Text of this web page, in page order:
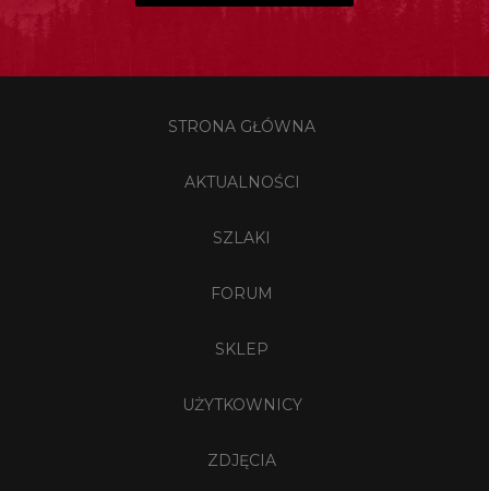
STRONA GŁÓWNA
AKTUALNOŚCI
SZLAKI
FORUM
SKLEP
UŻYTKOWNICY
ZDJĘCIA